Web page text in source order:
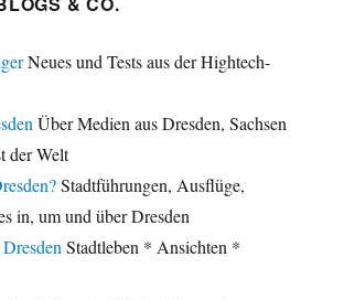
Neues und Tests aus der Hightech-
Über Medien aus Dresden, Sachsen
der Welt
Stadtführungen, Ausflüge,
in, um und über Dresden
Stadtleben * Ansichten *